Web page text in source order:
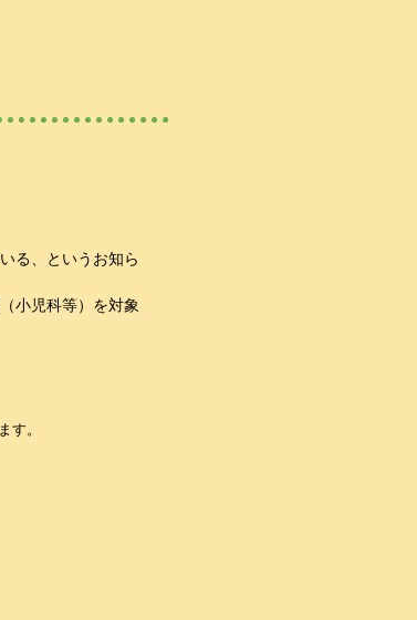
る、というお知ら
小児科等）を対象
す。